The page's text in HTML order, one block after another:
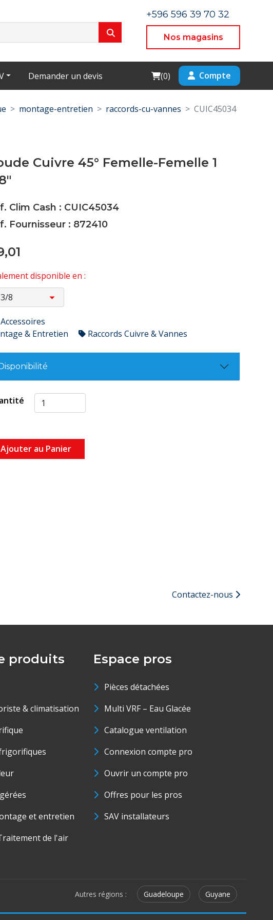
+596 596 39 70 32
Nos magasins
Demander un devis Cart
(0) Compte
montage-entretien raccords-cu-vannes CUIC45034
Cuivre 45° Femelle-Femelle 1
Clim Cash : CUIC45034
Fournisseur : 872410
disponible en :
Accessoires
& Entretien
Raccords Cuivre & Vannes
Ajouter au Panier
Contactez-nous
produits
& climatisation
et entretien
de l'air
Espace pros
Pièces détachées
Multi VRF – Eau Glacée
Catalogue ventilation
Connexion compte pro
Ouvrir un compte pro
Offres pour les pros
SAV installateurs
Autres régions : Guadeloupe Guyane